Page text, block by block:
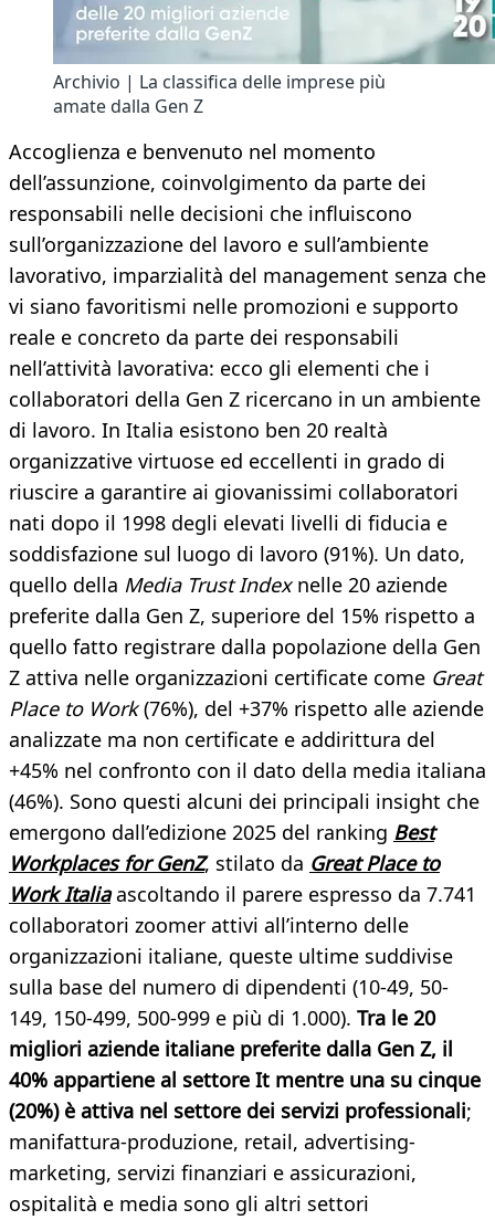
Archivio | La classifica delle imprese più
amate dalla Gen Z
Accoglienza e benvenuto nel momento
dell’assunzione, coinvolgimento da parte dei
responsabili nelle decisioni che influiscono
sull’organizzazione del lavoro e sull’ambiente
lavorativo, imparzialità del management senza che
vi siano favoritismi nelle promozioni e supporto
reale e concreto da parte dei responsabili
nell’attività lavorativa: ecco gli elementi che i
collaboratori della Gen Z ricercano in un ambiente
di lavoro. In Italia esistono ben 20 realtà
organizzative virtuose ed eccellenti in grado di
riuscire a garantire ai giovanissimi collaboratori
nati dopo il 1998 degli elevati livelli di fiducia e
soddisfazione sul luogo di lavoro (91%). Un dato,
quello della Media Trust Indexnelle 20 aziende
preferite dalla Gen Z, superiore del 15% rispetto a
quello fatto registrare dalla popolazione della Gen
Z attiva nelle organizzazioni certificate come Great
Place to Work(76%), del +37% rispetto alle aziende
analizzate ma non certificate e addirittura del
+45% nel confronto con il dato della media italiana
(46%). Sono questi alcuni dei principali insight che
emergono dall’edizione 2025 del ranking Best
Workplaces for GenZ, stilato da Great Place to
Work Italiaascoltando il parere espresso da 7.741
collaboratori zoomer attivi all’interno delle
organizzazioni italiane, queste ultime suddivise
sulla base del numero di dipendenti (10-49, 50-
149, 150-499, 500-999 e più di 1.000). Tra le 20
migliori aziende italiane preferite dalla Gen Z, il
40% appartiene al settore It mentre una su cinque
(20%) è attiva nel settore dei servizi professionali;
manifattura-produzione, retail, advertising-
marketing, servizi finanziari e assicurazioni,
ospitalità e media sono gli altri settori